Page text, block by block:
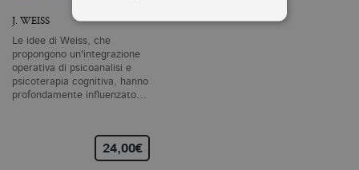
J. WEISS
Le idee di Weiss, che
propongono un'integrazione
operativa di psicoanalisi e
psicoterapia cognitiva, hanno
profondamente influenzato…
24,00€
Tecnici ed equiparati
degli utenti e la gestione dell'account. Il
sito Web non può essere utilizzato